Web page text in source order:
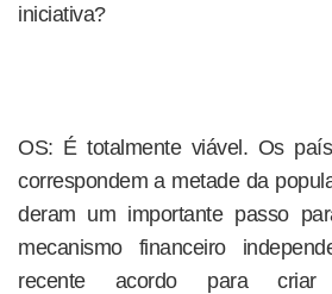
iniciativa?
OS: É totalmente viável. Os
correspondem a metade da
deram um importante passo
mecanismo financeiro
recente acordo para